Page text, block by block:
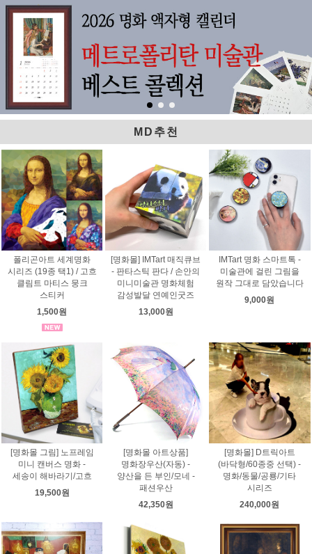
MD추천
폴리곤아트 세계명화
시리즈 (19종 택1) / 고흐
클림트 마티스 뭉크
스티커
1,500원
[명화몰] IMTart 매직큐브
- 판타스틱 판다 / 손안의
미니미술관 명화체험
감성발달 연예인굿즈
13,000원
IMTart 명화 스마트톡 -
미술관에 걸린 그림을
원작 그대로 담았습니다
9,000원
[명화몰 그림] 노프레임
미니 캔버스 명화 -
세송이 해바라기/고흐
19,500원
[명화몰 아트상품]
명화장우산(자동) -
양산을 든 부인/모네 -
패션우산
42,350원
[명화몰] D트릭아트
(바닥형/60종중 선택) -
명화/동물/공룡/기타
시리즈
240,000원